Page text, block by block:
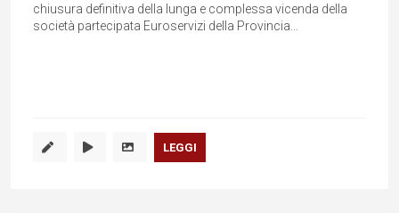
chiusura definitiva della lunga e complessa vicenda della
società partecipata Euroservizi della Provincia...
LEGGI